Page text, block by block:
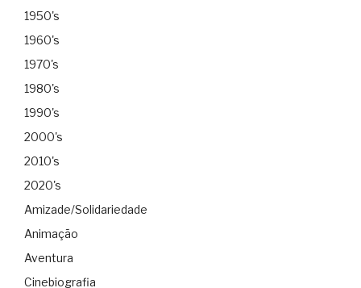
1950's
1960's
1970's
1980's
1990's
2000's
2010's
2020's
Amizade/Solidariedade
Animação
Aventura
Cinebiografia